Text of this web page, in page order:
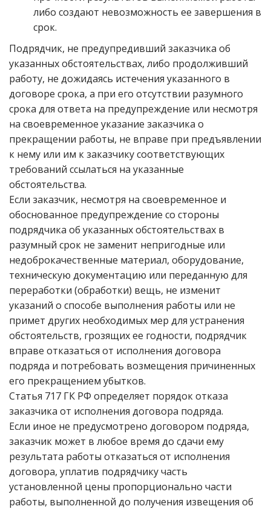
либо создают невозможность ее завершения в
срок.
Подрядчик, не предупредивший заказчика об
указанных обстоятельствах, либо продолживший
работу, не дожидаясь истечения указанного в
договоре срока, а при его отсутствии разумного
срока для ответа на предупреждение или несмотря
на своевременное указание заказчика о
прекращении работы, не вправе при предъявлении
к нему или им к заказчику соответствующих
требований ссылаться на указанные
обстоятельства.
Если заказчик, несмотря на своевременное и
обоснованное предупреждение со стороны
подрядчика об указанных обстоятельствах в
разумный срок не заменит непригодные или
недоброкачественные материал, оборудование,
техническую документацию или переданную для
переработки (обработки) вещь, не изменит
указаний о способе выполнения работы или не
примет других необходимых мер для устранения
обстоятельств, грозящих ее годности, подрядчик
вправе отказаться от исполнения договора
подряда и потребовать возмещения причиненных
его прекращением убытков.
Статья 717 ГК РФ определяет порядок отказа
заказчика от исполнения договора подряда.
Если иное не предусмотрено договором подряда,
заказчик может в любое время до сдачи ему
результата работы отказаться от исполнения
договора, уплатив подрядчику часть
установленной цены пропорционально части
работы, выполненной до получения извещения об